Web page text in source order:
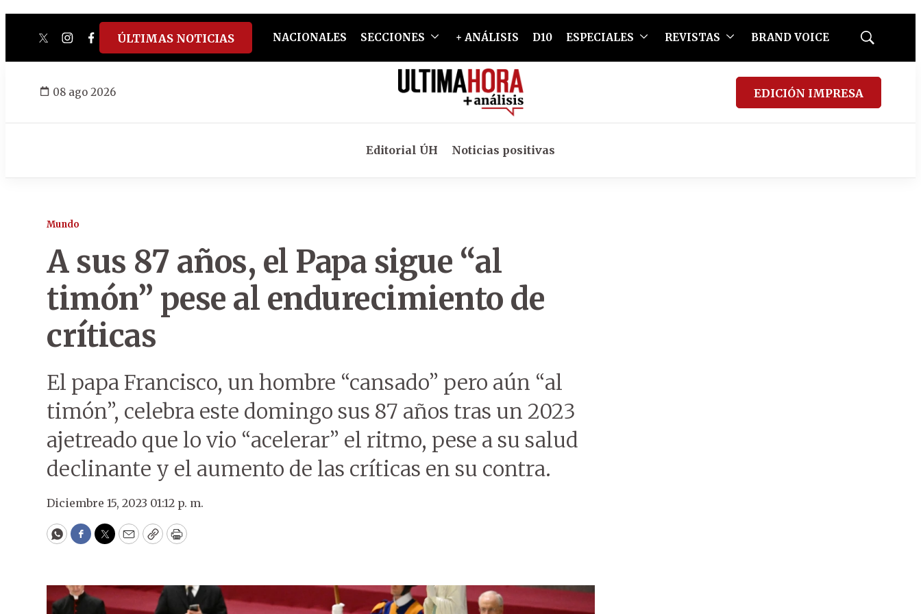
twitterinstagram
facebook
tiktokyoutube
spotify
ÚLTIMAS NOTICIAS NACIONALES SECCIONES + ANÁLISIS D10 ESPECIALES REVISTAS BRAND VOICE
Mostrar
08 ago 2026 EDICIÓN IMPRESA
Editorial ÚH Noticias positivas
Mundo
A sus 87 años, el Papa sigue “al
timón” pese al endurecimiento de
críticas
El papa Francisco, un hombre “cansado” pero aún “al
timón”, celebra este domingo sus 87 años tras un 2023
ajetreado que lo vio “acelerar” el ritmo, pese a su salud
declinante y el aumento de las críticas en su contra.
Diciembre 15, 2023 01:12 p. m.
WhatsApp
Facebook
Twitter
EmailCopyPrint